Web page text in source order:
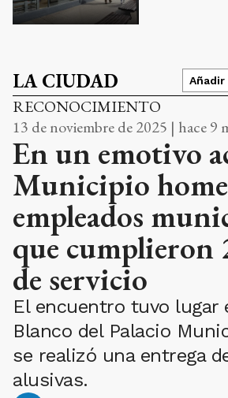
LA CIUDAD
RECONOCIMIENTO
13 de noviembre de 2025 | hace 9
En un emotivo
Municipio
empleados
que cumplieron
de servicio
El encuentro tuvo lugar
Blanco del Palacio
se realizó una entrega
alusivas.